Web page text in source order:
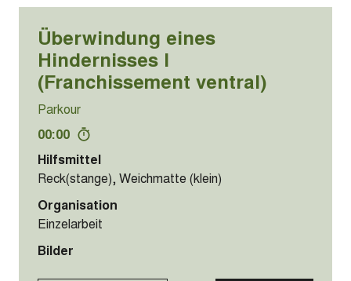
Überwindung eines
Hindernisses I
(Franchissement ventral)
Parkour
00:00
Hilfsmittel
Reck(stange), Weichmatte (klein)
Organisation
Einzelarbeit
Bilder